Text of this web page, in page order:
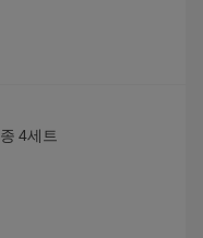
종 4세트